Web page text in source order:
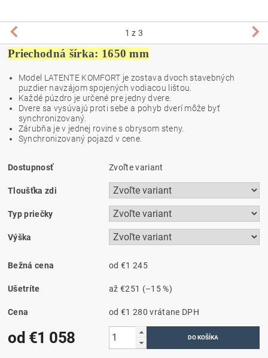
1 z 3
Priechodná šírka: 1650 mm
Model LATENTE KOMFORT je zostava dvoch stavebných
puzdier navzájom spojených vodiacou lištou.
Každé púzdro je určené pre jedny dvere.
Dvere sa vysúvajú proti sebe a pohyb dverí môže byť
synchronizovaný.
Zárubňa je v jednej rovine s obrysom steny.
Synchronizovaný pojazd v cene.
Dostupnosť Zvoľte variant
Tloušťka zdi
Typ priečky
Výška
Bežná cena od €1 245
Ušetríte až€251 (–15 %)
Cena od €1 280vrátane DPH
od €1 058